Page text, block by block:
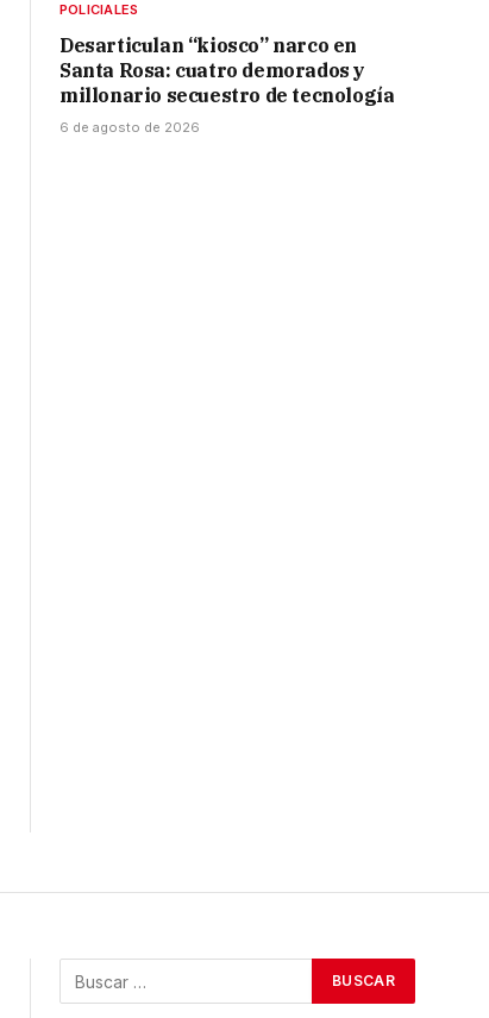
POLICIALES
Desarticulan “kiosco” narco en
Santa Rosa: cuatro demorados y
millonario secuestro de tecnología
6 de agosto de 2026